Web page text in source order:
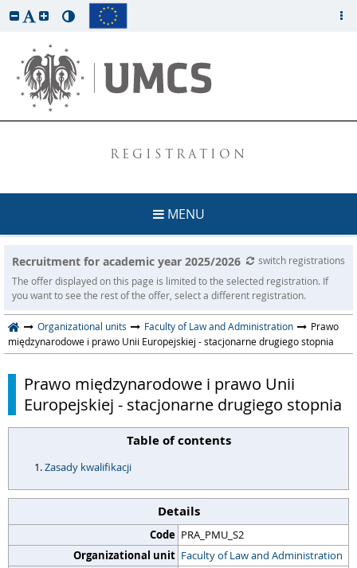
REGISTRATION
MENU
Recruitment for academic year 2025/2026
switch registrations
The offer displayed on this page is limited to the selected registration. If
you want to see the rest of the offer, select a different registration.
Organizational units Faculty of Law and Administration
Prawo
międzynarodowe i prawo Unii Europejskiej - stacjonarne drugiego stopnia
Prawo międzynarodowe i prawo Unii
Europejskiej - stacjonarne drugiego stopnia
Table of contents
Zasady kwalifikacji
Details
Code PRA_PMU_S2
Organizational unit Faculty of Law and Administration